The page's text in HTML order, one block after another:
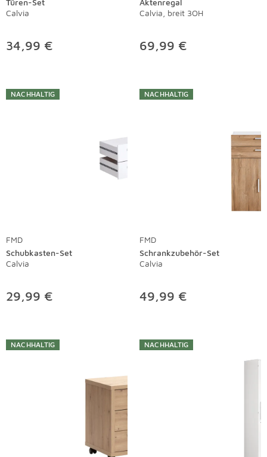
Türen-Set
Calvia
34,99 €
Aktenregal
Calvia, breit 3OH
69,99 €
NACHHALTIG
FMD
Schubkasten-Set
Calvia
29,99 €
NACHHALTIG
FMD
Schrankzubehör-Set
Calvia
49,99 €
NACHHALTIG NACHHALTIG